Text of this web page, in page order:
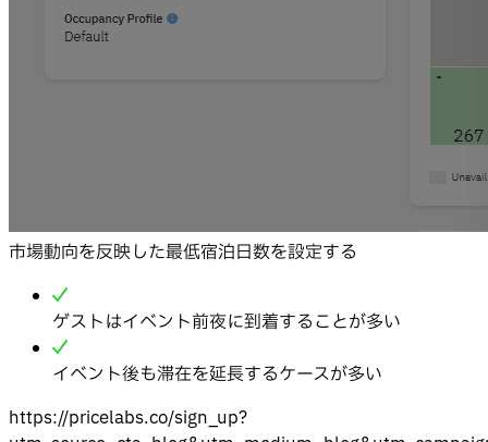
市場動向を反映した最低宿泊日数を設定する
ゲストはイベント前夜に到着することが多い
イベント後も滞在を延長するケースが多い
https://pricelabs.co/sign_up?